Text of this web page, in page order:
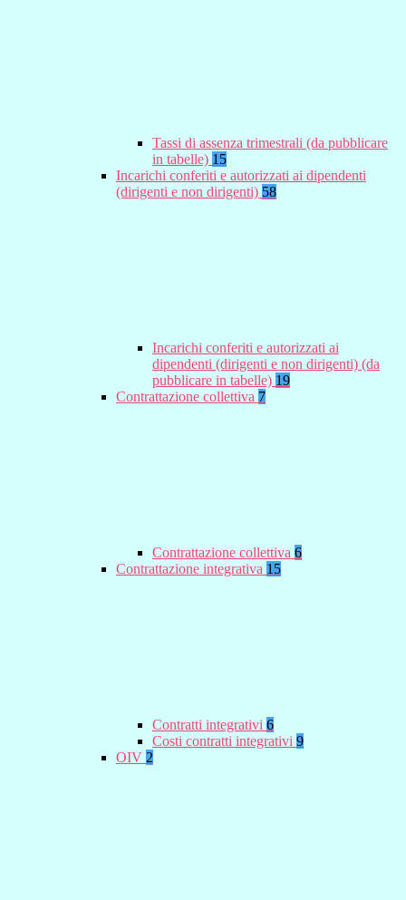
Tassi di assenza trimestrali (da pubblicare
in tabelle) 15
Incarichi conferiti e autorizzati ai dipendenti
(dirigenti e non dirigenti) 58
Incarichi conferiti e autorizzati ai
dipendenti (dirigenti e non dirigenti) (da
pubblicare in tabelle) 19
Contrattazione collettiva 7
Contrattazione collettiva 6
Contrattazione integrativa 15
Contratti integrativi 6
Costi contratti integrativi 9
OIV 2